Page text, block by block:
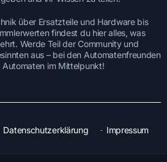
über Ersatzteile und Hardware bis
findest du hier alles, was
Werde Teil der Community und
aus – bei den Automatenfreunden
im Mittelpunkt!
Datenschutzerklärung Impressum